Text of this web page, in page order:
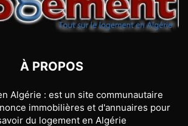
À PROPOS
Algérie : est un site communautaire
immobilières et d'annuaires pour
du logement en Algérie